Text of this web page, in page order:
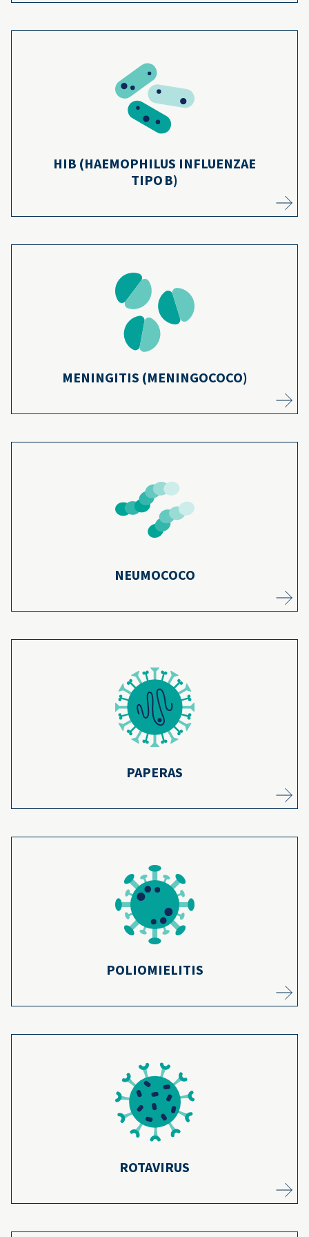
HIB (HAEMOPHILUS INFLUENZAE
TIPO B)
Gracias a que la mayoría de los niños se
vacunan, los casos graves de enfermedad
por Hib han disminuido en más del 99 %
MENINGITIS (MENINGOCOCO)
Los preadolescentes y adolescentes tienen
mayor riesgo de contraer meningitis. Desde
que se introdujeron las vacunas, los casos
de tres tipos de la enfermedad ha
disminuido en más del 90 %.
NEUMOCOCO
hospitalizaciones por neumonía cada año,
pero las vacunas ayudan a protegerlos de
contraer neumonía desde un principio.
PAPERAS
Los casos de paperas han disminuido en un
99 % desde que comenzó el programa de
vacunación contra las paperas hace más de
Más información
POLIOMIELITIS
La polio, que en el pasado mataba a miles
de personas, ahora está prácticamente
eliminada en Estados Unidos porque la serie
completa de vacunas tiene una efectividad
superior al 99 %.
16,17
ROTAVIRUS
Gracias a la vacuna contra el rotavirus, muy
pocos niños son hospitalizados a causa de
esta enfermedad: más del 94 % de los niños
están protegidos contra enfermedades